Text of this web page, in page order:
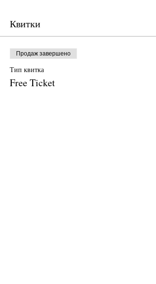
Квитки
Продаж завершено
Тип квитка
Free Ticket